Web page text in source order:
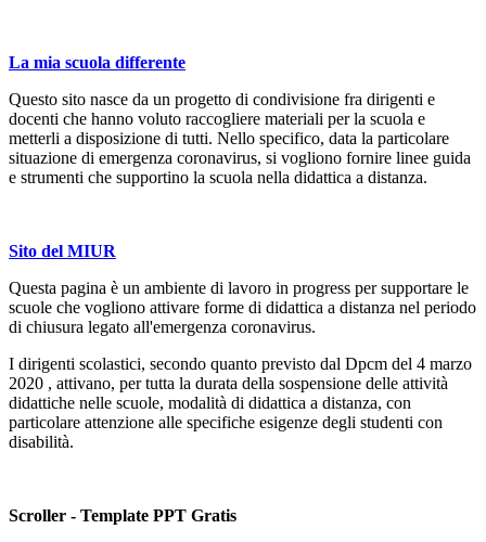
La mia scuola differente
Questo sito nasce da un progetto di condivisione fra dirigenti e
docenti che hanno voluto raccogliere materiali per la scuola e
metterli a disposizione di tutti. Nello specifico, data la particolare
situazione di emergenza coronavirus, si vogliono fornire linee guida
e strumenti che supportino la scuola nella didattica a distanza.
Sito del MIUR
Questa pagina è un ambiente di lavoro in progress per supportare le
scuole che vogliono attivare forme di didattica a distanza nel periodo
di chiusura legato all'emergenza coronavirus.
I dirigenti scolastici, secondo quanto previsto dal Dpcm del 4 marzo
2020 , attivano, per tutta la durata della sospensione delle attività
didattiche nelle scuole, modalità di didattica a distanza, con
particolare attenzione alle specifiche esigenze degli studenti con
disabilità.
Scroller - Template PPT Gratis